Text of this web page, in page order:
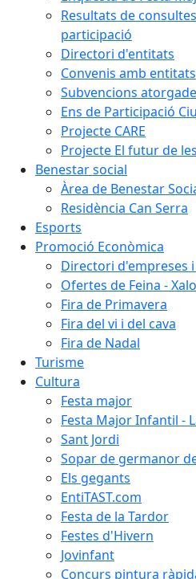
Resultats de
participació
Directori d'entitats
Convenis amb entitats
Subvencions
Ens de Participació
Projecte CARE
Projecte El futur de
Benestar social
Àrea de Benestar
Residència Can Serra
Esports
Promoció Econòmica
Directori d'empreses
Ofertes de Feina -
Fira de Primavera
Fira del vi i del cava
Fira de Nadal
Turisme
Cultura
Festa major
Festa Major Infantil -
Sant Jordi
Sopar de germanor
Els gegants
EntiTAST.com
Festa de la Tardor
Festes d'Hivern
Jovinfant
Concurs pintura